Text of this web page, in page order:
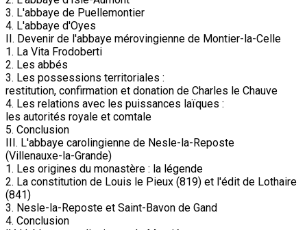
3. L'abbaye de Puellemontier
4. L'abbaye d'Oyes
II. Devenir de l'abbaye mérovingienne de Montier-la-Celle
1. La Vita Frodoberti
2. Les abbés
3. Les possessions territoriales :
restitution, confirmation et donation de Charles le Chauve
4. Les relations avec les puissances laïques :
les autorités royale et comtale
5. Conclusion
III. L'abbaye carolingienne de Nesle-la-Reposte
(Villenauxe-la-Grande)
1. Les origines du monastère : la légende
2. La constitution de Louis le Pieux (819) et l'édit de Lothaire
(841)
3. Nesle-la-Reposte et Saint-Bavon de Gand
4. Conclusion